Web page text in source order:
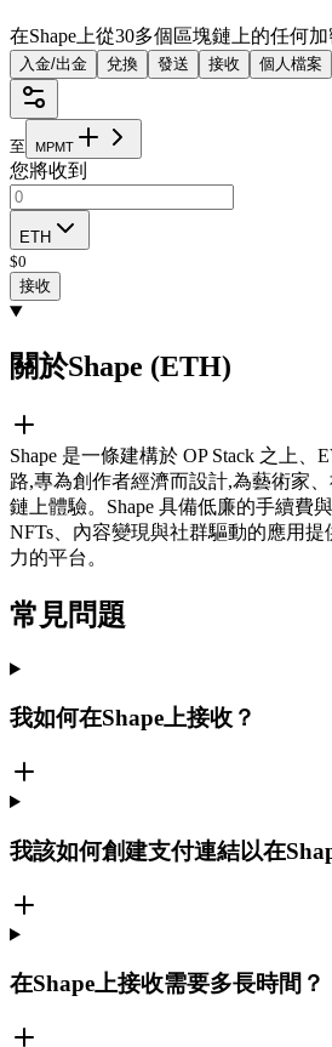
在Shape上從30多個區塊鏈上的任何加
入金/出金 兌換 發送 接收 個人檔案
至 MPMT
您將收到
ETH
$0
接收
關於Shape (ETH)
Shape 是一條建構於 OP Stack 之上、
路,專為創作者經濟而設計,為藝術家
鏈上體驗。Shape 具備低廉的手續費
NFTs、內容變現與社群驅動的應用
力的平台。
常見問題
我如何在Shape上接收？
我該如何創建支付連結以在
在Shape上接收需要多長時間？